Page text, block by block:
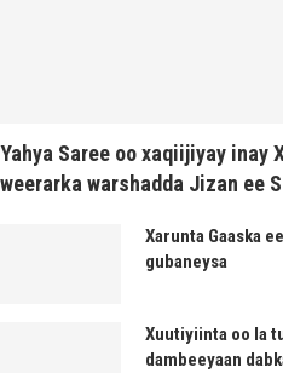
Yahya Saree oo xaqiijiyay inay
weerarka warshadda Jizan ee
Xarunta Gaaska
gubaneysa
Xuutiyiinta oo la
dambeeyaan